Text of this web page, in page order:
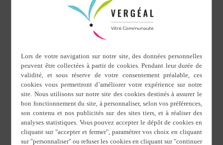
Retrouvez les bonnes adresses valorisant l’hébergement,
Vitré.
Découvrez-les sur le site internet
https://bretagne-
vitre.com
Retrouvezle Guide Pratique Touristique 2025-2026à
destination des visiteurs et des habitants du territoire
Instauration au 1er Janvier 2022 de la taxe de séjour sur